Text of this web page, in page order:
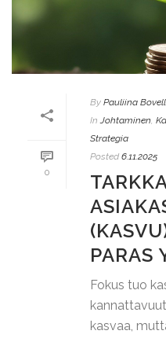
0
By Pauliina
In Johtaminen,
Strategia
Posted 6.11.2025
PARAS
Fokus tuo
kasvaa,